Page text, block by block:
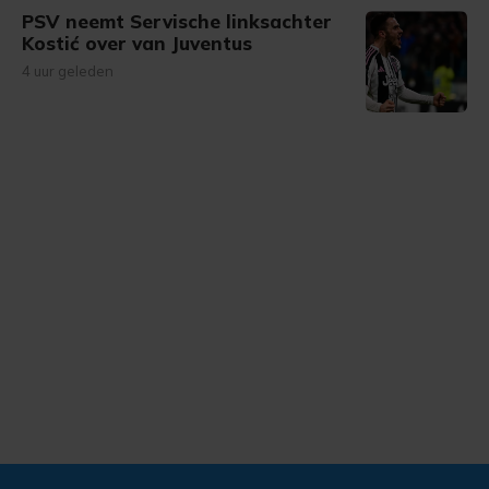
PSV neemt Servische linksachter
Kostić over van Juventus
4 uur geleden